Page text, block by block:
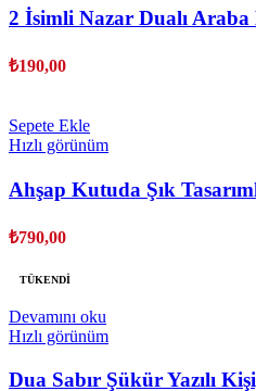
2 İsimli Nazar Dualı Araba
₺190,00
Sepete Ekle
Hızlı görünüm
Ahşap Kutuda Şık
₺790,00
TÜKENDI
Devamını oku
Hızlı görünüm
Dua Sabır Şükür Yazılı